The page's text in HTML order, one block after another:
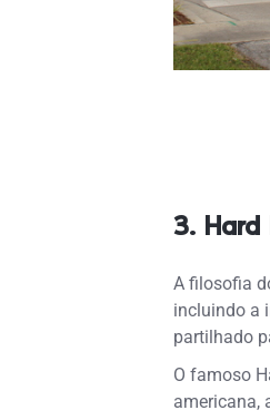
3.
A filosofia
incluindo a
partilhado
O famoso
americana,